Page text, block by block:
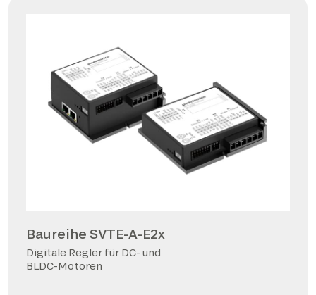
Baureihe SVTE-A-E2x
Digitale Regler für DC- und
BLDC-Motoren